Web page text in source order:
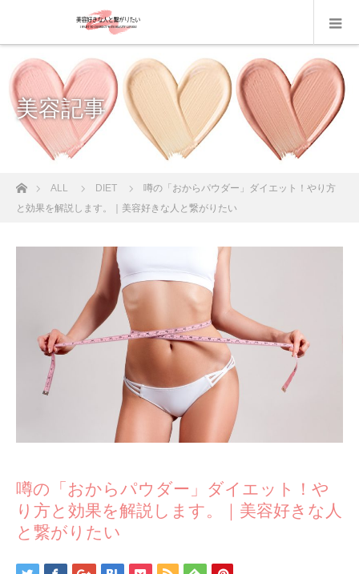
美容記事
ホームALL DIET
噂の「おからパウダー」ダイエット！やり方
と効果を解説します。｜美容好きな人と繋がりたい
噂の「おからパウダー」ダイエット！や
り方と効果を解説します。｜美容好きな人
と繋がりたい